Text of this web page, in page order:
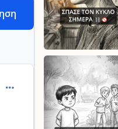
comment_985560